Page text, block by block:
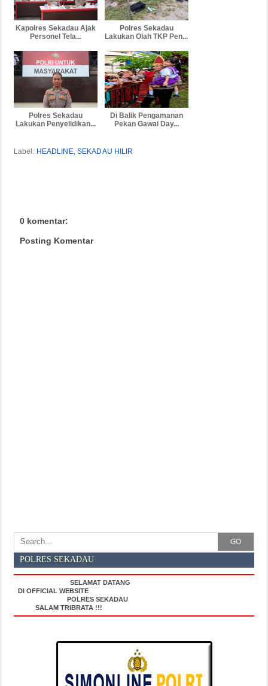
Kapolres Sekadau Ajak
Personel Tela...
Polres Sekadau
Lakukan Olah TKP Pen...
Polres Sekadau
Lakukan Penyelidikan...
Di Balik Pengamanan
Pekan Gawai Day...
Label: HEADLINE, SEKADAU HILIR
0 komentar:
Posting Komentar
GO
POLRES SEKADAU
SELAMAT DATANG
DI OFFICIAL WEBSITE
POLRES SEKADAU
SALAM TRIBRATA !!!